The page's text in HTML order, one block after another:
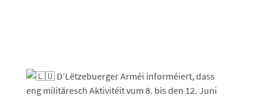
D’Lëtzebuerger Arméi informéiert, dass
eng militäresch Aktivitéit vum 8. bis den 12. Juni